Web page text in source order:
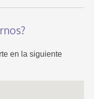
en la siguiente